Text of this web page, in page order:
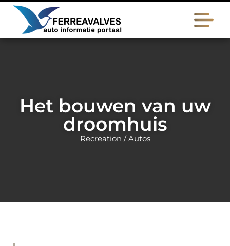
Het bouwen van uw
droomhuis
Recreation / Autos